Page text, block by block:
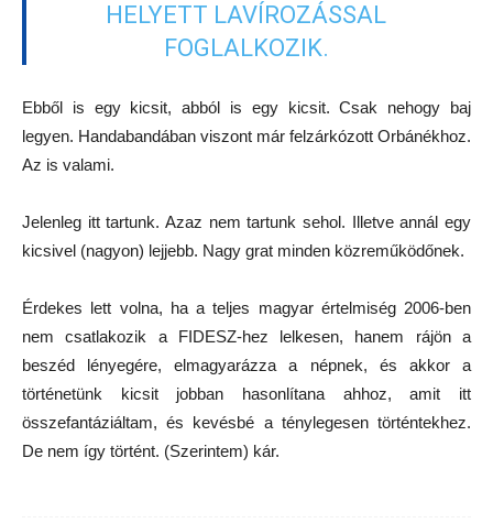
HELYETT LAVÍROZÁSSAL
FOGLALKOZIK.
Ebből is egy kicsit, abból is egy kicsit. Csak nehogy baj
legyen. Handabandában viszont már felzárkózott Orbánékhoz.
Az is valami.
Jelenleg itt tartunk. Azaz nem tartunk sehol. Illetve annál egy
kicsivel (nagyon) lejjebb. Nagy grat minden közreműködőnek.
Érdekes lett volna, ha a teljes magyar értelmiség 2006-ben
nem csatlakozik a FIDESZ-hez lelkesen, hanem rájön a
beszéd lényegére, elmagyarázza a népnek, és akkor a
történetünk kicsit jobban hasonlítana ahhoz, amit itt
összefantáziáltam, és kevésbé a ténylegesen történtekhez.
De nem így történt. (Szerintem) kár.